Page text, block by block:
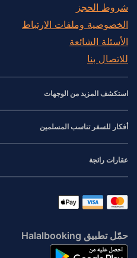
شروط الحجز
الخصوصية وملفات الارتباط
الأسئلة الشائعة
للاتصال بنا
استكشف المزيد من الوجهات
أفكار للسفر تناسب المسلمين
عقارات رائجة
حمّل تطبيق Halalbooking